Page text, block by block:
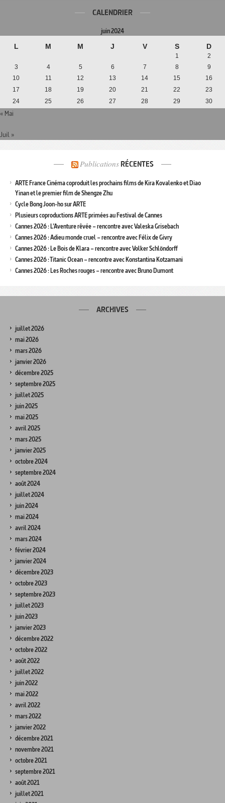
CALENDRIER
juin 2024
L M M J V S D
1
2
3
4 5 6 7 8
9
10
11 12 13 14 15
16
17
18 19 20 21 22
23
24
25 26 27 28 29 30
« Mai
Juil »
Publications RÉCENTES
ARTE France Cinéma coproduit les prochains films de Kira Kovalenko et Diao
Yinan et le premier film de Shengze Zhu
Cycle Bong Joon-ho sur ARTE
Plusieurs coproductions ARTE primées au Festival de Cannes
Cannes 2026 : L’Aventure rêvée – rencontre avec Valeska Grisebach
Cannes 2026 : Adieu monde cruel – rencontre avec Félix de Givry
Cannes 2026 : Le Bois de Klara – rencontre avec Volker Schlöndorff
Cannes 2026 : Titanic Ocean – rencontre avec Konstantina Kotzamani
Cannes 2026 : Les Roches rouges – rencontre avec Bruno Dumont
ARCHIVES
juillet 2026
mai 2026
mars 2026
janvier 2026
décembre 2025
septembre 2025
juillet 2025
juin 2025
mai 2025
avril 2025
mars 2025
janvier 2025
octobre 2024
septembre 2024
août 2024
juillet 2024
juin 2024
mai 2024
avril 2024
mars 2024
février 2024
janvier 2024
décembre 2023
octobre 2023
septembre 2023
juillet 2023
juin 2023
janvier 2023
décembre 2022
octobre 2022
août 2022
juillet 2022
juin 2022
mai 2022
avril 2022
mars 2022
janvier 2022
décembre 2021
novembre 2021
octobre 2021
septembre 2021
août 2021
juillet 2021